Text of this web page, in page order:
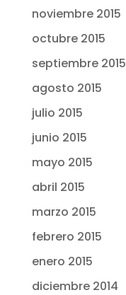
noviembre 2015
octubre 2015
septiembre 2015
agosto 2015
julio 2015
junio 2015
mayo 2015
abril 2015
marzo 2015
febrero 2015
enero 2015
diciembre 2014